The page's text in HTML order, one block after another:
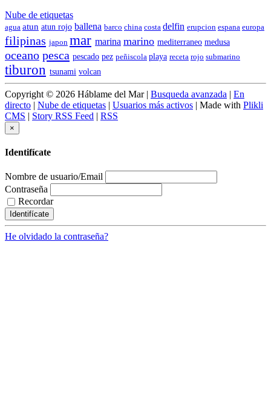
Nube de etiquetas
agua atun atun rojo ballena barco china costa delfin erupcion espana europa
filipinas japon mar marina marino mediterraneo medusa
oceano pesca pescado pez peñiscola playa receta rojo submarino
tiburon tsunami volcan
Copyright © 2026 Háblame del Mar | Busqueda avanzada | En
directo | Nube de etiquetas | Usuarios más activos | Made with Plikli
CMS | Story RSS Feed | RSS
×
Identifícate
Nombre de usuario/Email
Contraseña
Recordar
He olvidado la contraseña?